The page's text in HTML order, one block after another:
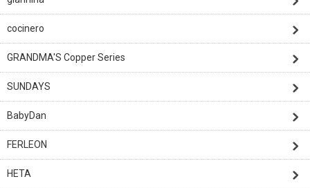
cocinero
GRANDMA'S Copper Series
SUNDAYS
BabyDan
FERLEON
HETA